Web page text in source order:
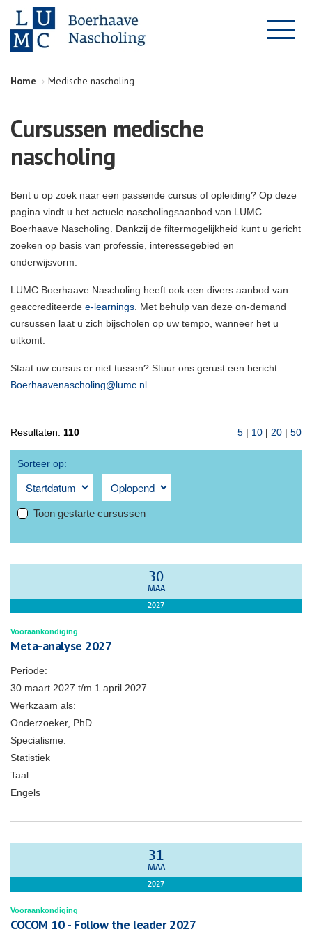
Home Medische nascholing
Cursussen medische
nascholing
Bent u op zoek naar een passende cursus of opleiding? Op deze
pagina vindt u het actuele nascholingsaanbod van LUMC
Boerhaave Nascholing. Dankzij de filtermogelijkheid kunt u gericht
zoeken op basis van professie, interessegebied en
onderwijsvorm.
LUMC Boerhaave Nascholing heeft ook een divers aanbod van
geaccrediteerde e-learnings . Met behulp van deze on-demand
cursussen laat u zich bijscholen op uw tempo, wanneer het u
uitkomt.
Staat uw cursus er niet tussen? Stuur ons gerust een bericht:
Boerhaavenascholing@lumc.nl
Resultaten: 110 5 | 10 | 20 | 50
Sorteer op:
Toon gestarte cursussen
30
MAA
2027
Vooraankondiging
Meta-analyse 2027
Periode:
30 maart 2027 t/m 1 april 2027
Werkzaam als:
Onderzoeker, PhD
Specialisme:
Statistiek
Taal:
Engels
31
MAA
2027
Vooraankondiging
COCOM 10 - Follow the leader 2027